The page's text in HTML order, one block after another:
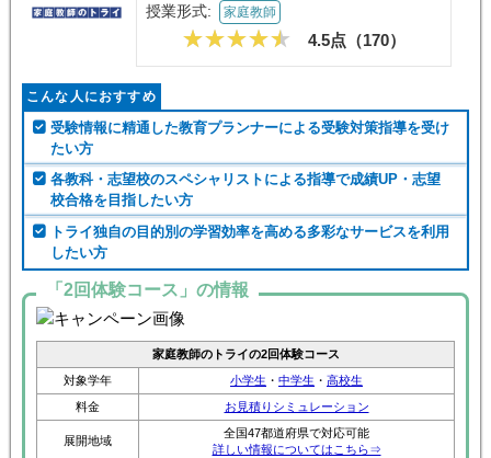
授業形式: 家庭教師
4.5点（170）
こんな人におすすめ
受験情報に精通した教育プランナーによる受験対策指導を受け
たい方
各教科・志望校のスペシャリストによる指導で成績UP・志望
校合格を目指したい方
トライ独自の目的別の学習効率を高める多彩なサービスを利用
したい方
「2回体験コース」の情報
家庭教師のトライの2回体験コース
対象学年
小学生 ・ 中学生 ・ 高校生
料金
お見積りシミュレーション
展開地域
全国47都道府県で対応可能
詳しい情報についてはこちら⇒